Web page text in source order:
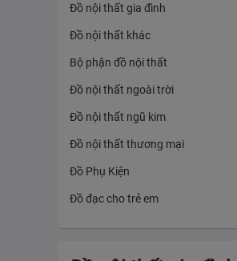
Đồ nội thất gia đình
Đồ nội thất khác
Bộ phận đồ nội thất
Đồ nội thất ngoài trời
Đồ nội thất ngũ kim
Đồ nội thất thương mại
Đồ Phụ Kiện
Đồ đạc cho trẻ em